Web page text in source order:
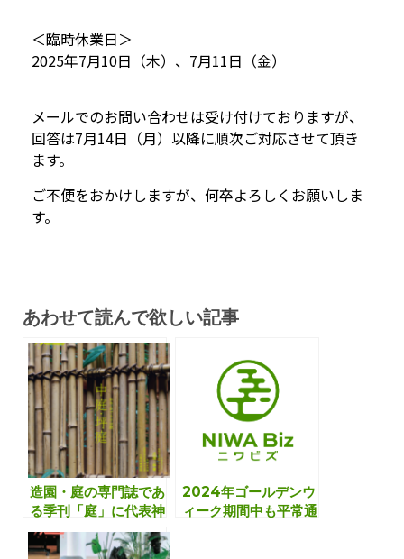
＜臨時休業日＞
2025年7月10日（木）、7月11日（金）
メールでのお問い合わせは受け付けておりますが、
回答は7月14日（月）以降に順次ご対応させて頂き
ます。
ご不便をおかけしますが、何卒よろしくお願いしま
す。
あわせて読んで欲しい記事
造園・庭の専門誌であ
る季刊「庭」に代表神
保がインタビュー取材
を受けました
2024年ゴールデンウ
ィーク期間中も平常通